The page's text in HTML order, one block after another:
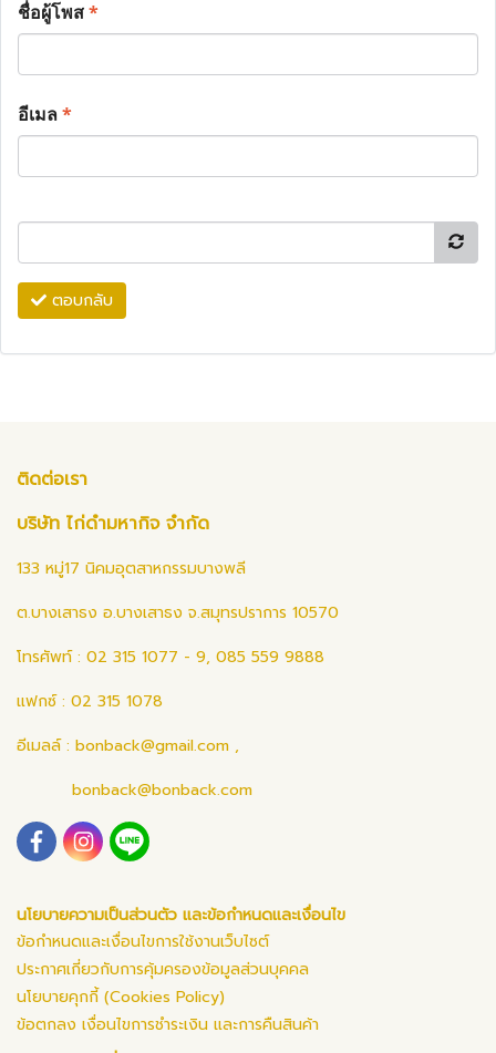
ชื่อผู้โพส*
อีเมล*
ตอบกลับ
ติดต่อเรา
บริษัท ไก่ดำมหากิจ จำกัด
133 หมู่17 นิคมอุตสาหกรรมบางพลี
ต.บางเสาธง อ.บางเสาธง จ.สมุทรปราการ 10570
โทรศัพท์ : 02 315 1077 - 9, 085 559 9888
แฟกซ์ : 02 315 1078
อีเมลล์ : bonback@gmail.com ,
bonback@bonback.com
นโยบายความเป็นส่วนตัว และข้อกำหนดและเงื่อนไข
ข้อกำหนดและเงื่อนไขการใช้งานเว็บไซต์
ประกาศเกี่ยวกับการคุ้มครองข้อมูลส่วนบุคคล
นโยบายคุกกี้ (Cookies Policy)
ข้อตกลง เงื่อนไขการชำระเงิน และการคืนสินค้า